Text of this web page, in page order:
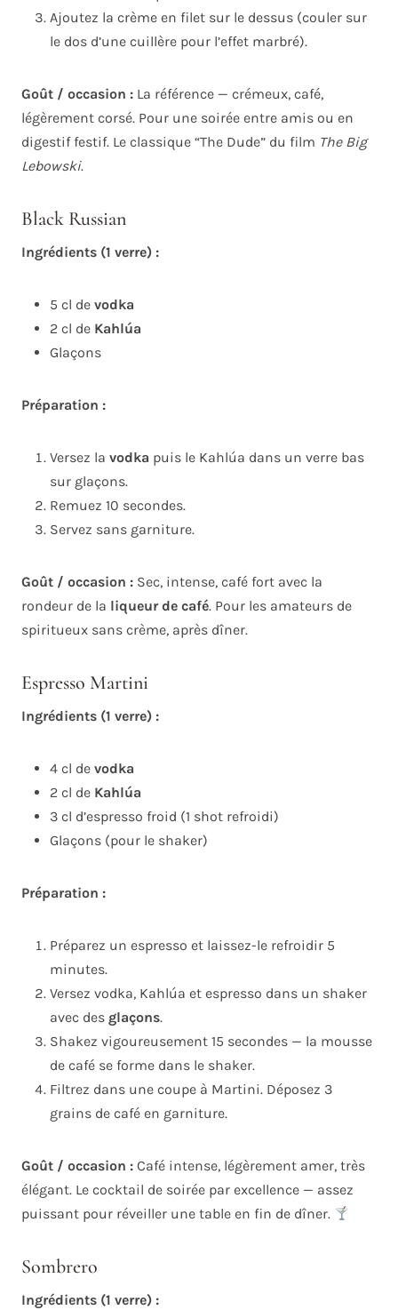
Ajoutez la crème en filet sur le dessus (couler sur
le dos d’une cuillère pour l’effet marbré).
Goût / occasion : La référence — crémeux, café,
légèrement corsé. Pour une soirée entre amis ou en
digestif festif. Le classique “The Dude” du film The Big
Lebowski.
Black Russian
Ingrédients (1 verre) :
5 cl de vodka
2 cl de Kahlúa
Glaçons
Préparation :
Versez la vodka puis le Kahlúa dans un verre bas
sur glaçons.
Remuez 10 secondes.
Servez sans garniture.
Goût / occasion : Sec, intense, café fort avec la
rondeur de la liqueur de café. Pour les amateurs de
spiritueux sans crème, après dîner.
Espresso Martini
Ingrédients (1 verre) :
4 cl de vodka
2 cl de Kahlúa
3 cl d’espresso froid (1 shot refroidi)
Glaçons (pour le shaker)
Préparation :
Préparez un espresso et laissez-le refroidir 5
minutes.
Versez vodka, Kahlúa et espresso dans un shaker
avec des glaçons.
Shakez vigoureusement 15 secondes — la mousse
de café se forme dans le shaker.
Filtrez dans une coupe à Martini. Déposez 3
grains de café en garniture.
Goût / occasion : Café intense, légèrement amer, très
élégant. Le cocktail de soirée par excellence — assez
puissant pour réveiller une table en fin de dîner.
Sombrero
Ingrédients (1 verre) :